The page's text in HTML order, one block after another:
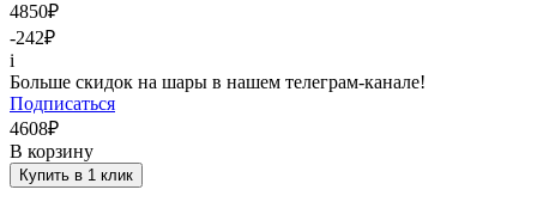
4850₽
-242₽
i
Больше скидок на шары в нашем телеграм-канале!
Подписаться
4608₽
В корзину
Купить в 1 клик